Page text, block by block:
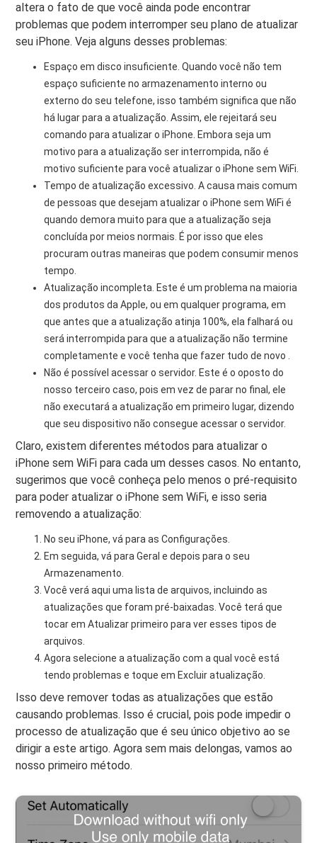
altera o fato de que você ainda pode encontrar
problemas que podem interromper seu plano de atualizar
seu iPhone. Veja alguns desses problemas:
Espaço em disco insuficiente. Quando você não tem
espaço suficiente no armazenamento interno ou
externo do seu telefone, isso também significa que não
há lugar para a atualização. Assim, ele rejeitará seu
comando para atualizar o iPhone. Embora seja um
motivo para a atualização ser interrompida, não é
motivo suficiente para você atualizar o iPhone sem WiFi.
Tempo de atualização excessivo. A causa mais comum
de pessoas que desejam atualizar o iPhone sem WiFi é
quando demora muito para que a atualização seja
concluída por meios normais. É por isso que eles
procuram outras maneiras que podem consumir menos
tempo.
Atualização incompleta. Este é um problema na maioria
dos produtos da Apple, ou em qualquer programa, em
que antes que a atualização atinja 100%, ela falhará ou
será interrompida para que a atualização não termine
completamente e você tenha que fazer tudo de novo .
Não é possível acessar o servidor. Este é o oposto do
nosso terceiro caso, pois em vez de parar no final, ele
não executará a atualização em primeiro lugar, dizendo
que seu dispositivo não consegue acessar o servidor.
Claro, existem diferentes métodos para atualizar o
iPhone sem WiFi para cada um desses casos. No entanto,
sugerimos que você conheça pelo menos o pré-requisito
para poder atualizar o iPhone sem WiFi, e isso seria
removendo a atualização:
No seu iPhone, vá para as Configurações.
Em seguida, vá para Geral e depois para o seu
Armazenamento.
Você verá aqui uma lista de arquivos, incluindo as
atualizações que foram pré-baixadas. Você terá que
tocar em Atualizar primeiro para ver esses tipos de
arquivos.
Agora selecione a atualização com a qual você está
tendo problemas e toque em Excluir atualização.
Isso deve remover todas as atualizações que estão
causando problemas. Isso é crucial, pois pode impedir o
processo de atualização que é seu único objetivo ao se
dirigir a este artigo. Agora sem mais delongas, vamos ao
nosso primeiro método.